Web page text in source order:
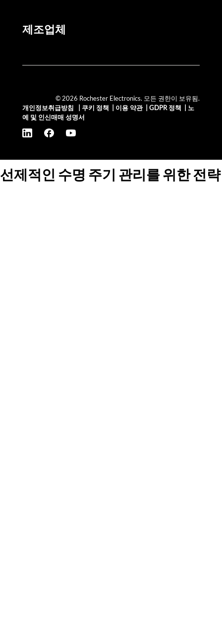
제조업체
© 2026 Rochester Electronics. 모든 권한이 보유됨.
개인정보취급방침
쿠키 정책 이용 약관| GDPR 정책
노
예 및 인신매매 성명서
선제적인 수명 주기 관리를 위한 전략